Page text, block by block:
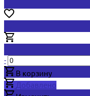
-
В корзину
Добавлено